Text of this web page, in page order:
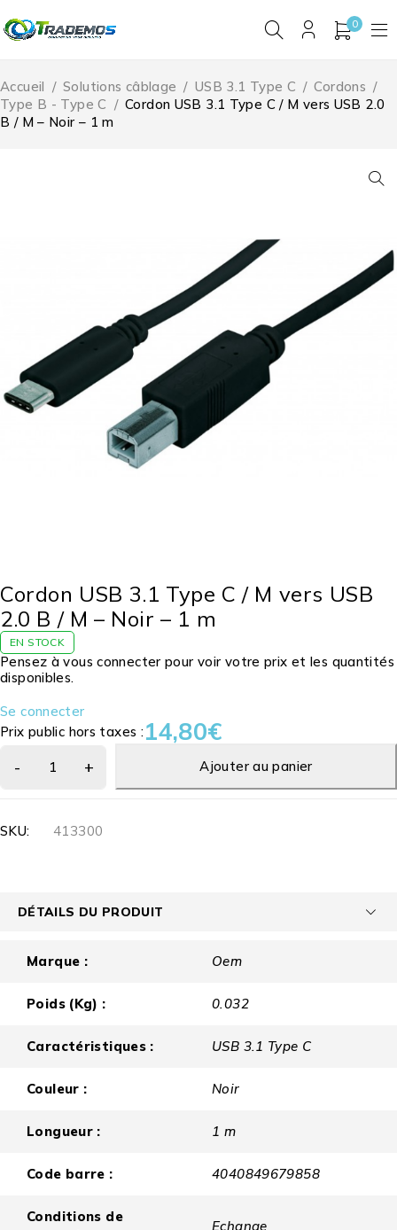
0
Accueil / Solutions câblage / USB 3.1 Type C / Cordons /
Type B - Type C / Cordon USB 3.1 Type C / M vers USB 2.0
B / M – Noir – 1 m
Cordon USB 3.1 Type C / M vers USB
2.0 B / M – Noir – 1 m
EN STOCK
Pensez à vous connecter pour voir votre prix et les quantités
disponibles.
Se connecter
Prix public hors taxes :14,80€
Ajouter au panier
SKU: 413300
DÉTAILS DU PRODUIT
Marque : Oem
Poids (Kg) : 0.032
Caractéristiques : USB 3.1 Type C
Couleur : Noir
Longueur : 1 m
Code barre : 4040849679858
Conditions de
Echange